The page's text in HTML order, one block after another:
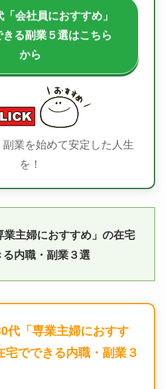
会社員におすすめ」
る副業５選はこちら
から
業を始めて安定した人生
を！
主婦におすすめ」の在宅
る内職・副業３選
代「専業主婦におすす
宅でできる内職・副業３